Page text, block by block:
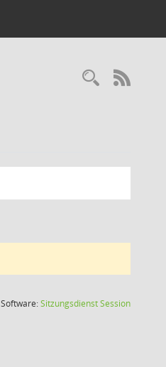
Software:SitzungsdienstSession(Wird in